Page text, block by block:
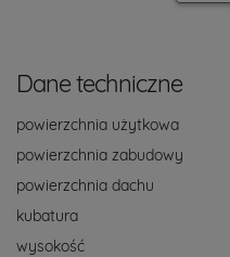
Dane techniczne
powierzchnia użytkowa
powierzchnia zabudowy
powierzchnia dachu
kubatura
wysokość